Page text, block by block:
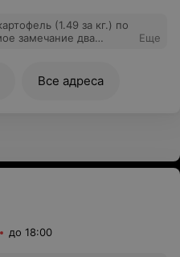
замечание два
Еще
Все адреса
до 18:00